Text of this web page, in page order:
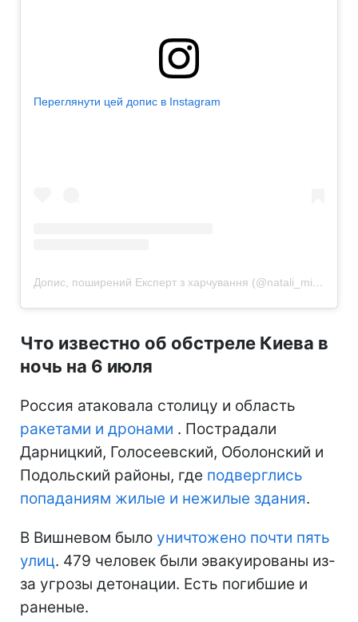
Переглянути цей допис в Instagram
Допис, поширений Експерт з харчування (@natali_michkovska)
Что известно об обстреле Киева в
ночь на 6 июля
Россия атаковала столицу и область
ракетами и дронами . Пострадали
Дарницкий, Голосеевский, Оболонский и
Подольский районы, где подверглись
попаданиям жилые и нежилые здания.
В Вишневом было уничтожено почти пять
улиц. 479 человек были эвакуированы из-
за угрозы детонации. Есть погибшие и
раненые.